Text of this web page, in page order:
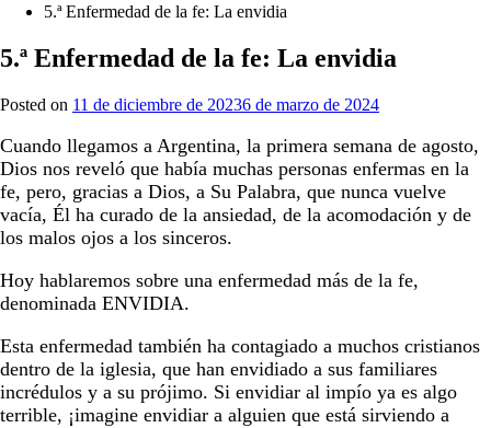
5.ª Enfermedad de la fe: La envidia
5.ª Enfermedad de la fe: La envidia
Posted on 11 de diciembre de 20236 de marzo de 2024
Cuando llegamos a Argentina, la primera semana de agosto,
Dios nos reveló que había muchas personas enfermas en la
fe, pero, gracias a Dios, a Su Palabra, que nunca vuelve
vacía, Él ha curado de la ansiedad, de la acomodación y de
los malos ojos a los sinceros.
Hoy hablaremos sobre una enfermedad más de la fe,
denominada ENVIDIA.
Esta enfermedad también ha contagiado a muchos cristianos
dentro de la iglesia, que han envidiado a sus familiares
incrédulos y a su prójimo. Si envidiar al impío ya es algo
terrible, ¡imagine envidiar a alguien que está sirviendo a